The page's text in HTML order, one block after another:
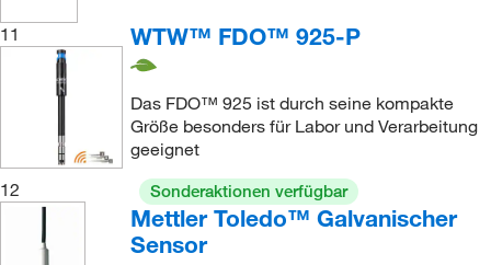
11 WTW™ FDO™ 925-P
Das FDO™ 925 ist durch seine kompakte
Größe besonders für Labor und Verarbeitung
geeignet
12
Sonderaktionen verfügbar
Mettler Toledo™ Galvanischer
Sensor